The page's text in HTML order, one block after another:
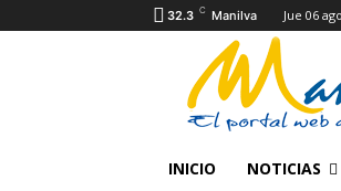
32.3 C Manilva Jue 06
INICIO NOTICIAS